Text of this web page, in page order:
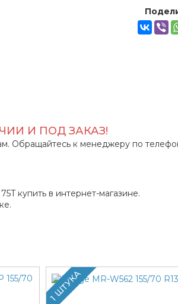
И ПОД ЗАКАЗ!
Обращайтесь к менеджеру по
купить в интернет-магазине.
1 ШТУКА